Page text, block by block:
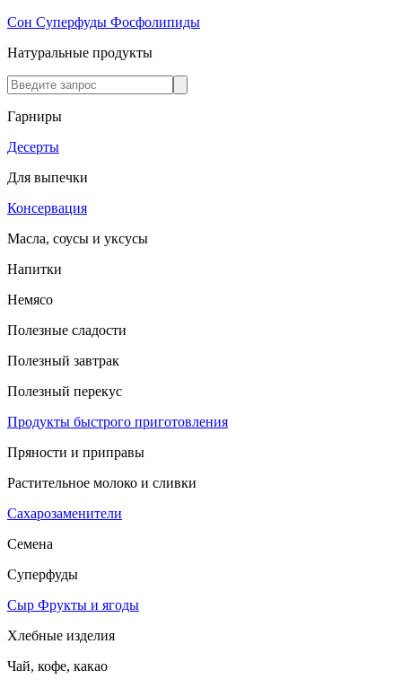
Сон Суперфуды Фосфолипиды
Натуральные продукты
Гарниры
Десерты
Для выпечки
Консервация
Масла, соусы и уксусы
Напитки
Немясо
Полезные сладости
Полезный завтрак
Полезный перекус
Продукты быстрого приготовления
Пряности и приправы
Растительное молоко и сливки
Сахарозаменители
Семена
Суперфуды
Сыр Фрукты и ягоды
Хлебные изделия
Чай, кофе, какао